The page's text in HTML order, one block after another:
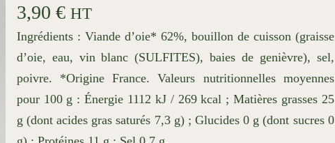
3,90 € HT
Ingrédients : Viande d’oie* 62%, bouillon de cuisson (graisse
d’oie, eau, vin blanc (SULFITES), baies de genièvre), sel,
poivre. *Origine France. Valeurs nutritionnelles moyennes
pour 100 g : Énergie 1112 kJ / 269 kcal ; Matières grasses 25
g (dont acides gras saturés 7,3 g) ; Glucides 0 g (dont sucres 0